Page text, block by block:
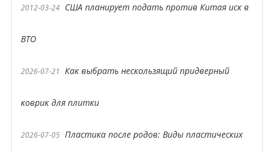
2012-03-24 США планирует подать против Китая иск в
ВТО
2026-07-21 Как выбрать нескользящий придверный
коврик для плитки
2026-07-05 Пластика после родов: Виды пластических